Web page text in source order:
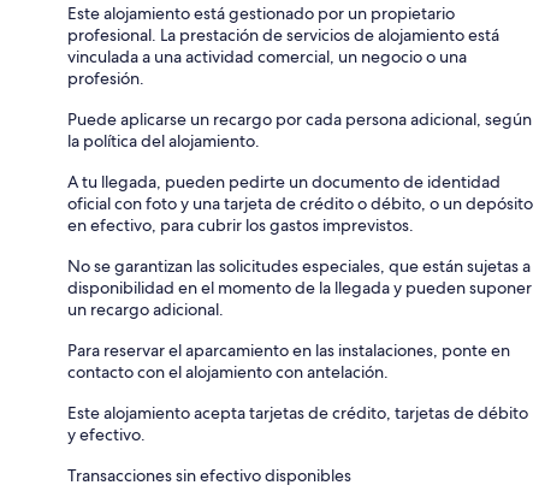
Este alojamiento está gestionado por un propietario
profesional. La prestación de servicios de alojamiento está
vinculada a una actividad comercial, un negocio o una
profesión.
Puede aplicarse un recargo por cada persona adicional, según
la política del alojamiento.
A tu llegada, pueden pedirte un documento de identidad
oficial con foto y una tarjeta de crédito o débito, o un depósito
en efectivo, para cubrir los gastos imprevistos.
No se garantizan las solicitudes especiales, que están sujetas a
disponibilidad en el momento de la llegada y pueden suponer
un recargo adicional.
Para reservar el aparcamiento en las instalaciones, ponte en
contacto con el alojamiento con antelación.
Este alojamiento acepta tarjetas de crédito, tarjetas de débito
y efectivo.
Transacciones sin efectivo disponibles